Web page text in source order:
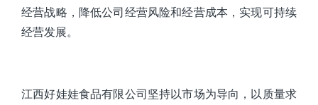
经营战略，降低公司经营风险和经营成本，实现可持续
经营发展。
江西好娃娃食品有限公司坚持以市场为导向，以质量求